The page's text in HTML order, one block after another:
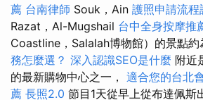
薦 台南律師 Souk，Ain 護照申請流程
Razat，Al-Mugshail 台中全身按摩推
Coastline，Salalah博物館）的景點約
務怎麼選？ 深入認識SEO是什麼 附近
的最新購物中心之一， 適合您的台北
薦 長照2.0 節目1天從早上從布達佩斯